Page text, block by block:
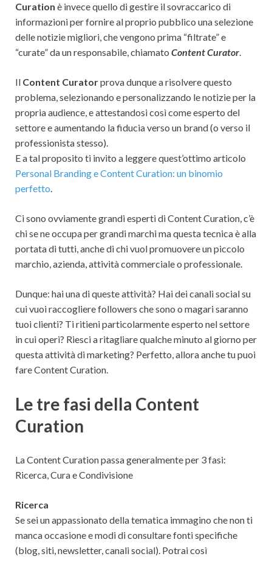
Curation è invece quello di gestire il sovraccarico di
informazioni per fornire al proprio pubblico una selezione
delle notizie migliori, che vengono prima “filtrate” e
“curate” da un responsabile, chiamato Content Curator.
Il Content Curatorprova dunque a risolvere questo
problema, selezionando e personalizzando le notizie per la
propria audience, e attestandosi così come esperto del
settore e aumentando la fiducia verso un brand (o verso il
professionista stesso).
E a tal proposito ti invito a leggere quest’ottimo articolo
Personal Branding e Content Curation: un binomio
perfetto.
Ci sono ovviamente grandi esperti di Content Curation, c’è
chi se ne occupa per grandi marchi ma questa tecnica è alla
portata di tutti, anche di chi vuol promuovere un piccolo
marchio, azienda, attività commerciale o professionale.
Dunque: hai una di queste attività? Hai dei canali social su
cui vuoi raccogliere followers che sono o magari saranno
tuoi clienti? Ti ritieni particolarmente esperto nel settore
in cui operi? Riesci a ritagliare qualche minuto al giorno per
questa attività di marketing? Perfetto, allora anche tu puoi
fare Content Curation.
Le tre fasi della Content
Curation
La Content Curation passa generalmente per 3 fasi:
Ricerca, Cura e Condivisione
Ricerca
Se sei un appassionato della tematica immagino che non ti
manca occasione e modi di consultare fonti specifiche
(blog, siti, newsletter, canali social). Potrai così